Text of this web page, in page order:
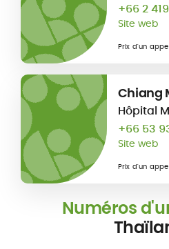
+66 2
Site web
Prix d'un
Chiang
Hôpital
+66 53
Site web
Prix d'un
Numéros